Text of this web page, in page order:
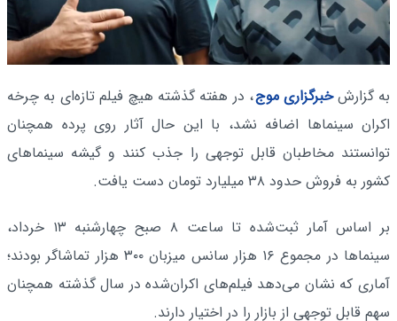
به گزارشخبرگزاری موج، در هفته گذشته هیچ فیلم تازه‌ای به چرخه
اکران سینماها اضافه نشد، با این حال آثار روی پرده همچنان
توانستند مخاطبان قابل توجهی را جذب کنند و گیشه سینماهای
کشور به فروش حدود ۳۸ میلیارد تومان دست یافت.
بر اساس آمار ثبت‌شده تا ساعت ۸ صبح چهارشنبه ۱۳ خرداد،
سینماها در مجموع ۱۶ هزار سانس میزبان ۳۰۰ هزار تماشاگر بودند؛
آماری که نشان می‌دهد فیلم‌های اکران‌شده در سال گذشته همچنان
سهم قابل توجهی از بازار را در اختیار دارند.